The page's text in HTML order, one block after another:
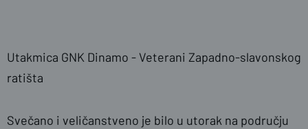
Utakmica GNK Dinamo - Veterani Zapadno-slavonskog
ratišta
Svečano i veličanstveno je bilo u utorak na području